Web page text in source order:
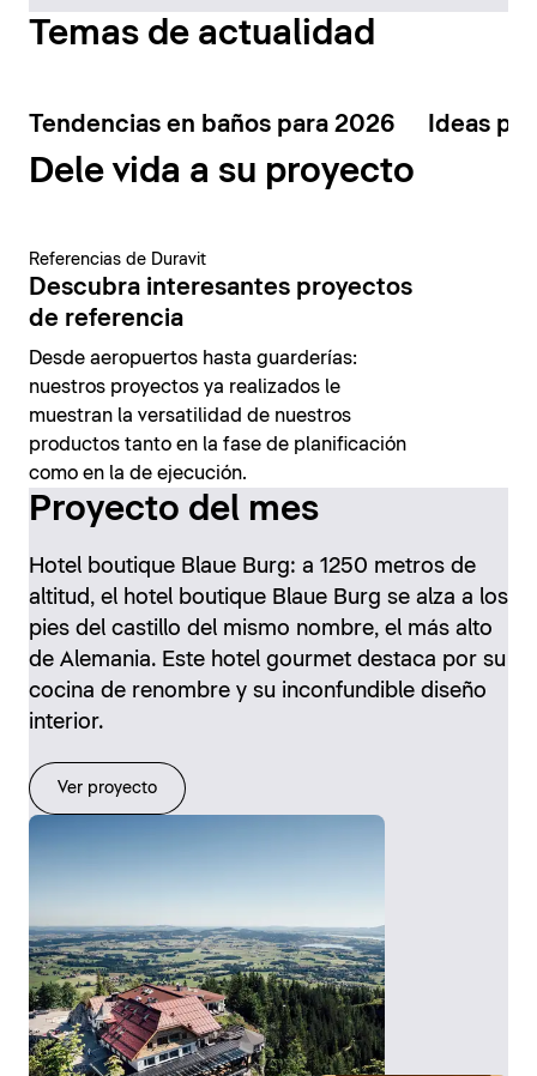
Temas de actualidad
Tendencias en baños para 2026 Ideas
Dele vida a su proyecto
Referencias de Duravit
Descubra interesantes proyectos
de referencia
Desde aeropuertos hasta guarderías:
nuestros proyectos ya realizados le
muestran la versatilidad de nuestros
productos tanto en la fase de planificación
como en la de ejecución.
Proyecto del mes
Hotel boutique Blaue Burg: a 1250 metros de
altitud, el hotel boutique Blaue Burg se alza a los
pies del castillo del mismo nombre, el más alto
de Alemania. Este hotel gourmet destaca por su
cocina de renombre y su inconfundible diseño
interior.
Ver proyecto